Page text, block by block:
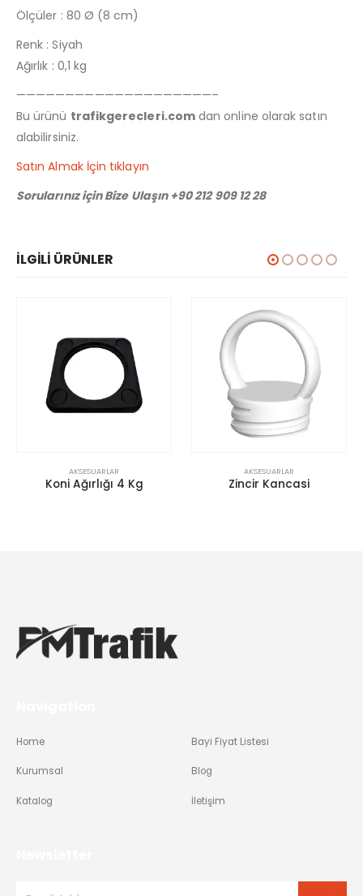
Ölçüler : 80 Ø (8 cm)
Renk : Siyah
Ağırlık : 0,1 kg
————————————————————–
Bu ürünü trafikgerecleri.comdan online olarak satın
alabilirsiniz.
Satın Almak İçin tıklayın
Sorularınız için Bize Ulaşın +90 212 909 12 28
İLGILI ÜRÜNLER
Zincir Kancasi Bariyer Levha
Home
Kurumsal
Katalog
Bayi Fiyat Listesi
Blog
İletişim